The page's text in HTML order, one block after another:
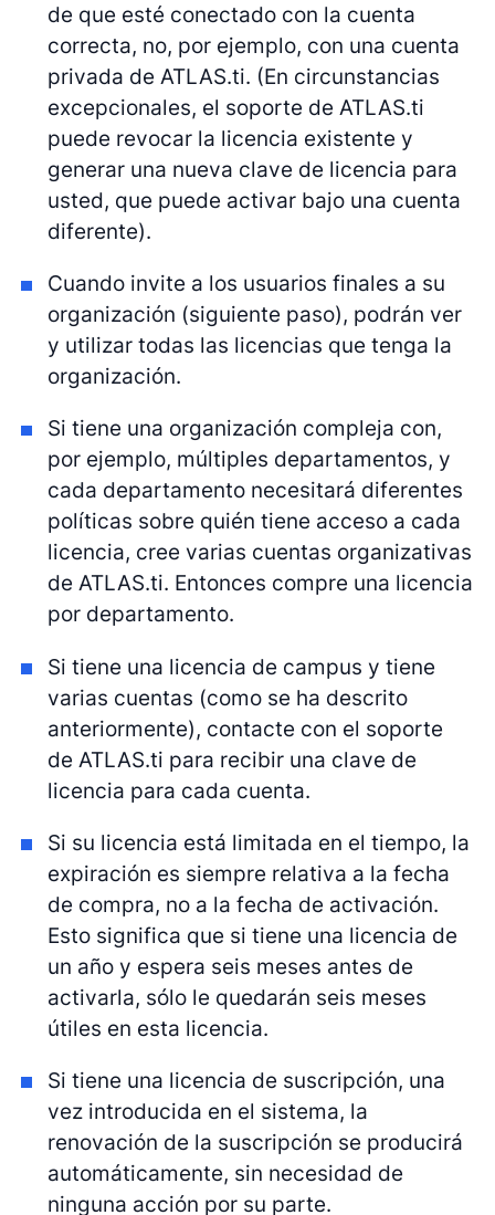
de que esté conectado con la cuenta
correcta, no, por ejemplo, con una cuenta
privada de ATLAS.ti. (En circunstancias
excepcionales, el soporte de ATLAS.ti
puede revocar la licencia existente y
generar una nueva clave de licencia para
usted, que puede activar bajo una cuenta
diferente).
Cuando invite a los usuarios finales a su
organización (siguiente paso), podrán ver
y utilizar todas las licencias que tenga la
organización.
Si tiene una organización compleja con,
por ejemplo, múltiples departamentos, y
cada departamento necesitará diferentes
políticas sobre quién tiene acceso a cada
licencia, cree varias cuentas organizativas
de ATLAS.ti. Entonces compre una licencia
por departamento.
Si tiene una licencia de campus y tiene
varias cuentas (como se ha descrito
anteriormente), contacte con el soporte
de ATLAS.ti para recibir una clave de
licencia para cada cuenta.
Si su licencia está limitada en el tiempo, la
expiración es siempre relativa a la fecha
de compra, no a la fecha de activación.
Esto significa que si tiene una licencia de
un año y espera seis meses antes de
activarla, sólo le quedarán seis meses
útiles en esta licencia.
Si tiene una licencia de suscripción, una
vez introducida en el sistema, la
renovación de la suscripción se producirá
automáticamente, sin necesidad de
ninguna acción por su parte.